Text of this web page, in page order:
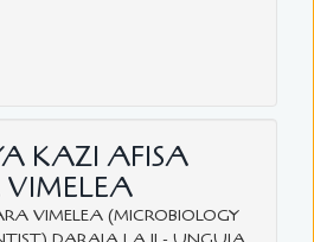
KAZI AFISA
VIMELEA (MICROBIOLOGY